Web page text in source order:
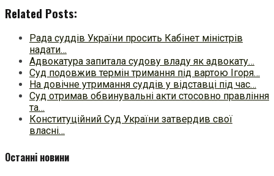
Related Posts:
Рада суддів України просить Кабінет міністрів
надати…
Адвокатура запитала судову владу як адвокату…
Суд подовжив термін тримання під вартою Ігоря…
На довічне утримання суддів у відставці під час…
Суд отримав обвинувальні акти стосовно правління
та…
Конституційний Суд України затвердив свої
власні…
Останні новини